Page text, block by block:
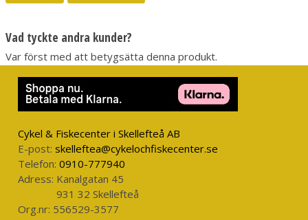
Vad tyckte andra kunder?
Var först med att betygsätta denna produkt.
Cykel & Fiskecenter i Skellefteå AB
E-post: skelleftea@cykelochfiskecenter.se
Telefon: 0910-777940
Adress: Kanalgatan 45
931 32 Skellefteå
Org.nr: 556529-3577